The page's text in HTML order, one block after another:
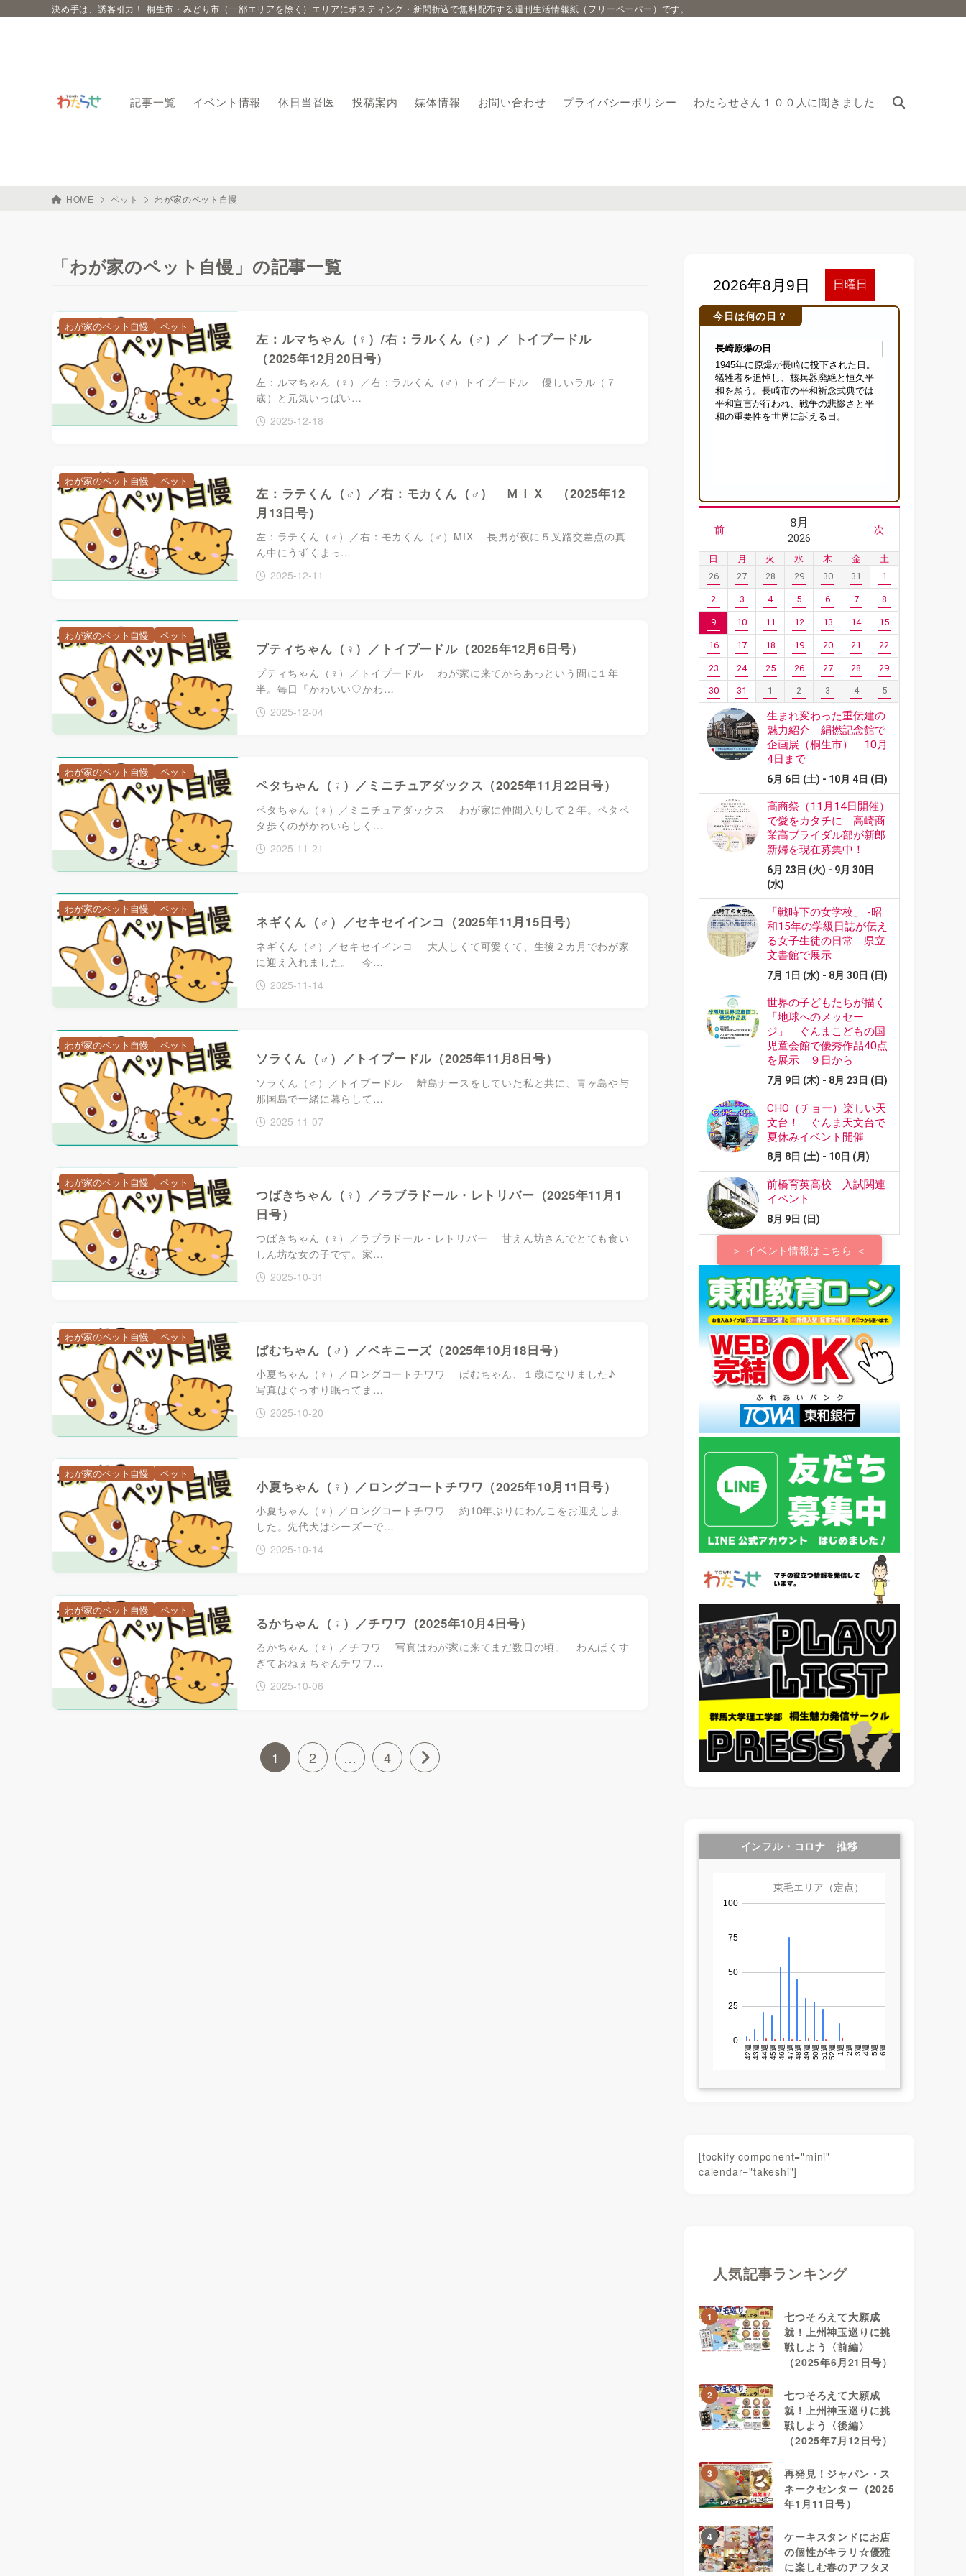
決め手は、誘客引力！ 桐生市・みどり市（一部エリアを除く）エリアにポスティング・新聞折込で無料配布する週刊生活情報紙（フリーペーパー）です。
記事一覧 イベント情報 休日当番医 投稿案内 媒体情報 お問い合わせ プライバシーポリシー わたらせさん１００人に聞きました
HOME ペット わが家のペット自慢
「わが家のペット自慢」の記事一覧
左：ルマちゃん（♀）/右：ラルくん（♂）／ トイプードル
（2025年12月20日号）
左：ルマちゃん（♀）／右：ラルくん（♂）トイプードル 優しいラル（７
歳）と元気いっぱい…
2025-12-18
わが家のペット自慢 ペット
左：ラテくん（♂）／右：モカくん（♂） ＭＩＸ （2025年12
月13日号）
左：ラテくん（♂）／右：モカくん（♂）MIX 長男が夜に５叉路交差点の真
ん中にうずくまっ…
2025-12-11
わが家のペット自慢 ペット
プティちゃん（♀）／トイプードル（2025年12月6日号）
プティちゃん（♀）／トイプードル わが家に来てからあっという間に１年
半。毎日『かわいい♡かわ…
2025-12-04
わが家のペット自慢 ペット
ペタちゃん（♀）／ミニチュアダックス（2025年11月22日号）
ペタちゃん（♀）／ミニチュアダックス わが家に仲間入りして２年。ペタペ
タ歩くのがかわいらしく…
2025-11-21
わが家のペット自慢 ペット
ネギくん（♂）／セキセイインコ（2025年11月15日号）
ネギくん（♂）／セキセイインコ 大人しくて可愛くて、生後２カ月でわが家
に迎え入れました。 今…
2025-11-14
わが家のペット自慢 ペット
ソラくん（♂）／トイプードル（2025年11月8日号）
ソラくん（♂）／トイプードル 離島ナースをしていた私と共に、青ヶ島や与
那国島で一緒に暮らして…
2025-11-07
わが家のペット自慢 ペット
つばきちゃん（♀）／ラブラドール・レトリバー（2025年11月1
日号）
つばきちゃん（♀）／ラブラドール・レトリバー 甘えん坊さんでとても食い
しん坊な女の子です。家…
2025-10-31
わが家のペット自慢 ペット
ぱむちゃん（♂）／ペキニーズ（2025年10月18日号）
小夏ちゃん（♀）／ロングコートチワワ ぱむちゃん、１歳になりました♪
写真はぐっすり眠ってま…
2025-10-20
わが家のペット自慢 ペット
小夏ちゃん（♀）／ロングコートチワワ（2025年10月11日号）
小夏ちゃん（♀）／ロングコートチワワ 約10年ぶりにわんこをお迎えしま
した。先代犬はシーズーで…
2025-10-14
わが家のペット自慢 ペット
るかちゃん（♀）／チワワ（2025年10月4日号）
るかちゃん（♀）／チワワ 写真はわが家に来てまだ数日の頃。 わんぱくす
ぎておねぇちゃんチワワ…
2025-10-06
わが家のペット自慢 ペット
1 2 … 4
今日は何の日？
＞ イベント情報はこちら ＜
インフル・コロナ 推移
[tockify component="mini"
calendar="takeshi"]
人気記事ランキング
1
七つそろえて大願成
就！上州神玉巡りに挑
戦しよう〈前編〉
（2025年6月21日号）
2
七つそろえて大願成
就！上州神玉巡りに挑
戦しよう〈後編〉
（2025年7月12日号）
3
再発見！ジャパン・ス
ネークセンター（2025
年1月11日号）
4
ケーキスタンドにお店
の個性がキラリ☆優雅
に楽しむ春のアフタヌ